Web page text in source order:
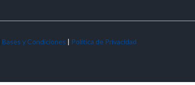
Bases y Condiciones | Política de Privacidad